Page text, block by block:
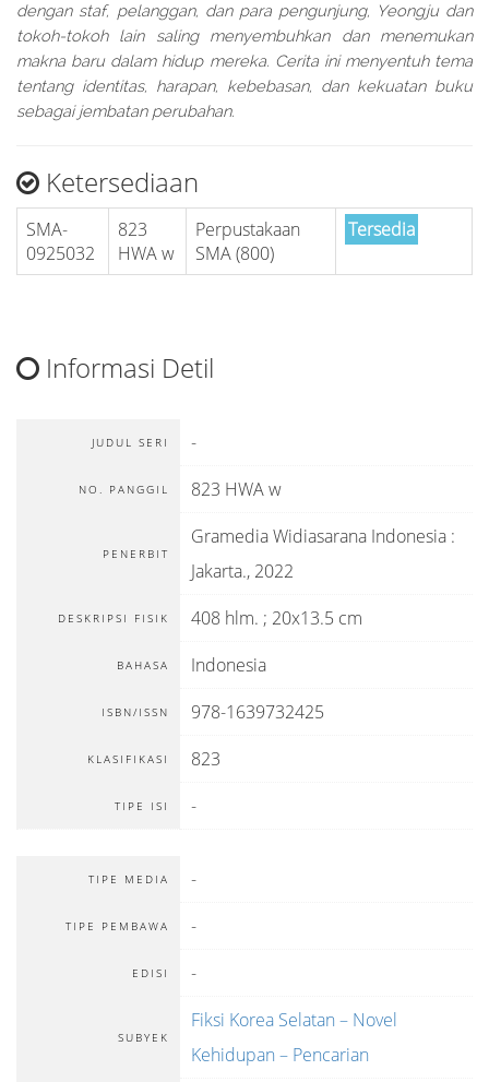
dengan staf, pelanggan, dan para pengunjung, Yeongju dan
tokoh-tokoh lain saling menyembuhkan dan menemukan
makna baru dalam hidup mereka. Cerita ini menyentuh tema
tentang identitas, harapan, kebebasan, dan kekuatan buku
sebagai jembatan perubahan.
Ketersediaan
SMA-
0925032
823
HWA w
Perpustakaan
SMA (800)
Tersedia
Informasi Detil
JUDUL SERI -
NO. PANGGIL 823 HWA w
PENERBIT
Gramedia Widiasarana Indonesia :
Jakarta., 2022
DESKRIPSI FISIK 408 hlm. ; 20x13.5 cm
BAHASA Indonesia
ISBN/ISSN 978-1639732425
KLASIFIKASI 823
TIPE ISI -
TIPE MEDIA -
TIPE PEMBAWA -
EDISI -
SUBYEK
Fiksi Korea Selatan – Novel
Kehidupan – Pencarian